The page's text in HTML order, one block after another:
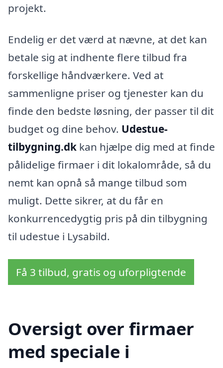
projekt.
Endelig er det værd at nævne, at det kan
betale sig at indhente flere tilbud fra
forskellige håndværkere. Ved at
sammenligne priser og tjenester kan du
finde den bedste løsning, der passer til dit
budget og dine behov. Udestue-
tilbygning.dk kan hjælpe dig med at finde
pålidelige firmaer i dit lokalområde, så du
nemt kan opnå så mange tilbud som
muligt. Dette sikrer, at du får en
konkurrencedygtig pris på din tilbygning
til udestue i Lysabild.
Få 3 tilbud, gratis og uforpligtende
Oversigt over firmaer
med speciale i